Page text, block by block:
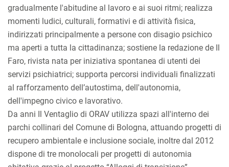
gradualmente l'abitudine al lavoro e ai suoi ritmi; realizza
momenti ludici, culturali, formativi e di attività fisica,
indirizzati principalmente a persone con disagio psichico
ma aperti a tutta la cittadinanza; sostiene la redazione de Il
Faro, rivista nata per iniziativa spontanea di utenti dei
servizi psichiatrici; supporta percorsi individuali finalizzati
al rafforzamento dell’autostima, dell'autonomia,
dell'impegno civico e lavorativo.
Da anni Il Ventaglio di ORAV utilizza spazi all'interno dei
parchi collinari del Comune di Bologna, attuando progetti di
recupero ambientale e inclusione sociale, inoltre dal 2012
dispone di tre monolocali per progetti di autonomia